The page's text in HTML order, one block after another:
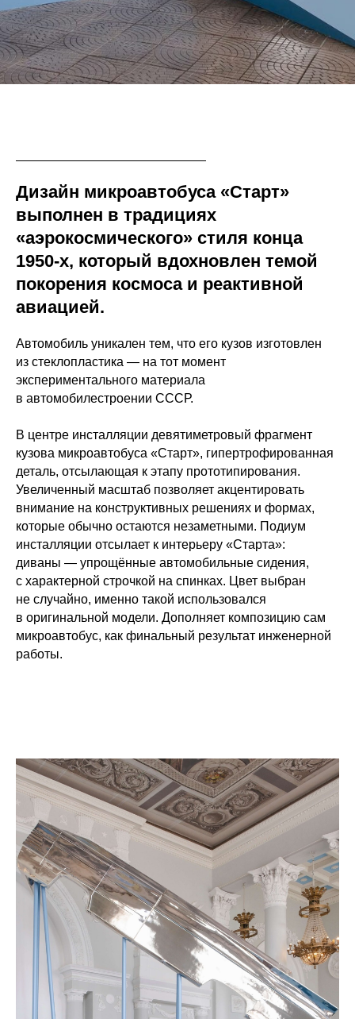
Дизайн микроавтобуса «Старт»
выполнен в традициях
«аэрокосмического» стиля конца
1950-х, который вдохновлен темой
покорения космоса и реактивной
авиацией.
Автомобиль уникален тем, что его кузов изготовлен
из стеклопластика — на тот момент
экспериментального материала
в автомобилестроении СССР.
В центре инсталляции девятиметровый фрагмент
кузова микроавтобуса «Старт», гипертрофированная
деталь, отсылающая к этапу прототипирования.
Увеличенный масштаб позволяет акцентировать
внимание на конструктивных решениях и формах,
которые обычно остаются незаметными. Подиум
инсталляции отсылает к интерьеру «Старта»:
диваны — упрощённые автомобильные сидения,
с характерной строчкой на спинках. Цвет выбран
не случайно, именно такой использовался
в оригинальной модели. Дополняет композицию сам
микроавтобус, как финальный результат инженерной
работы.